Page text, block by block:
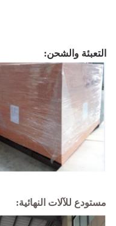
التعبئة والشحن:
مستودع للآلات النهائية: